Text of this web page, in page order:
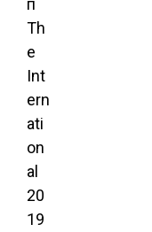
п
Th
e
Int
ern
ati
on
al
20
19